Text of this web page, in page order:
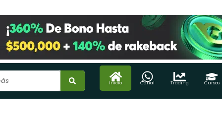
Inicio Canal Trading Cursos